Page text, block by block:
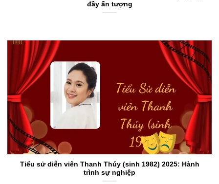
đầy ấn tượng
Tiểu sử diễn viên Thanh Thúy (sinh 1982) 2025: Hành
trình sự nghiệp